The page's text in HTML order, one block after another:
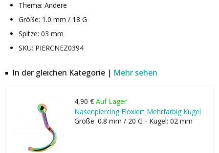
Thema: Andere
Größe: 1.0 mm / 18 G
Spitze: 03 mm
SKU: PIERCNEZ0394
In der gleichen Kategorie | Mehr sehen
4,90 € Auf Lager
Nasenpiercing Eloxiert Mehrfarbig Kugel
Größe: 0.8 mm / 20 G - Kugel: 02 mm